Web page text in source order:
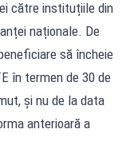
către instituțiile din
naționale. De
să încheie
în termen de 30 de
și nu de la data
anterioară a